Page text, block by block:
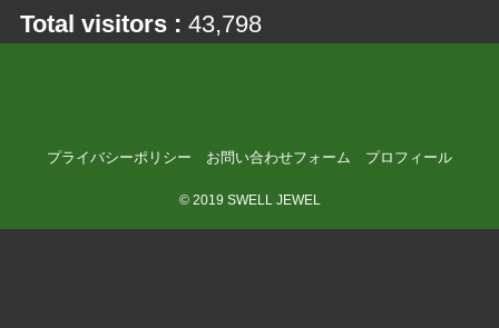
Total visitors : 43,798
プライバシーポリシー お問い合わせフォーム プロフィール
©2019 SWELL JEWEL